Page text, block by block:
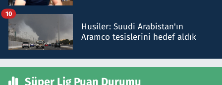
Husiler: Suudi Arabistan'ın
Aramco tesislerini hedef aldık
10
Süper Lig Puan Durumu